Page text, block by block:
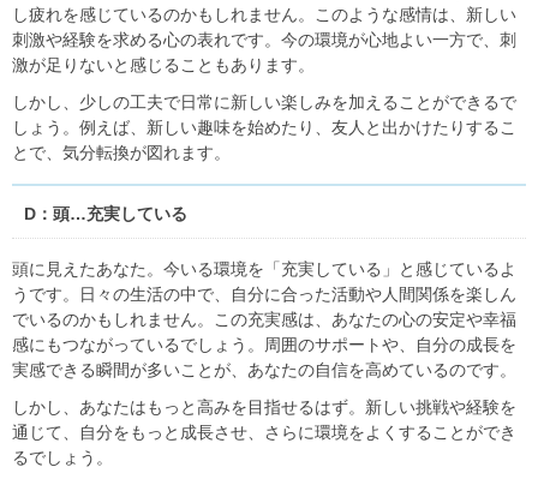
し疲れを感じているのかもしれません。このような感情は、新しい
刺激や経験を求める心の表れです。今の環境が心地よい一方で、刺
激が足りないと感じることもあります。
しかし、少しの工夫で日常に新しい楽しみを加えることができるで
しょう。例えば、新しい趣味を始めたり、友人と出かけたりするこ
とで、気分転換が図れます。
D：頭…充実している
頭に見えたあなた。今いる環境を「充実している」と感じているよ
うです。日々の生活の中で、自分に合った活動や人間関係を楽しん
でいるのかもしれません。この充実感は、あなたの心の安定や幸福
感にもつながっているでしょう。周囲のサポートや、自分の成長を
実感できる瞬間が多いことが、あなたの自信を高めているのです。
しかし、あなたはもっと高みを目指せるはず。新しい挑戦や経験を
通じて、自分をもっと成長させ、さらに環境をよくすることができ
るでしょう。